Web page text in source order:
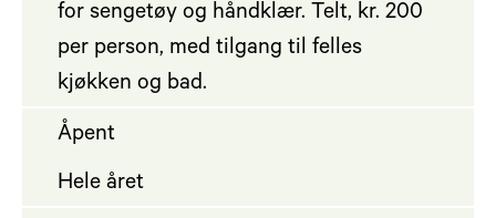
for sengetøy og håndklær. Telt, kr. 200
per person, med tilgang til felles
kjøkken og bad.
Åpent
Hele året